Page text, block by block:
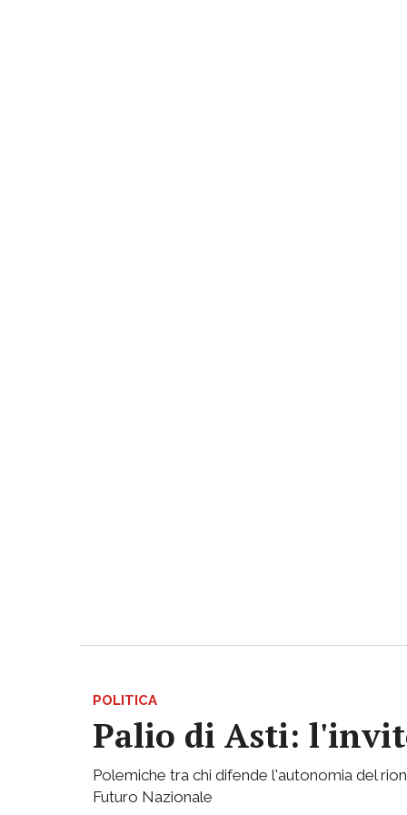
POLITICA
Palio di Asti:
Polemiche tra chi difende l'autonomia del
Futuro Nazionale